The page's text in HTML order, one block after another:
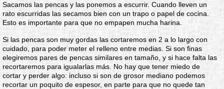
Sacamos las pencas y las ponemos a escurrir. Cuando lleven un
rato escurridas las secamos bien con un trapo o papel de cocina.
Esto es importante para que no empapen mucha harina.
Si las pencas son muy gordas las cortaremos en 2 a lo largo con
cuidado, para poder meter el relleno entre medias. Si son finas
elegiremos pares de pencas similares en tamaño, y si hace falta las
recortaremos para igualarlas más. No hay que tener miedo de
cortar y perder algo: incluso si son de grosor mediano podemos
recortar un poquito de espesor, en parte para que no quede tan